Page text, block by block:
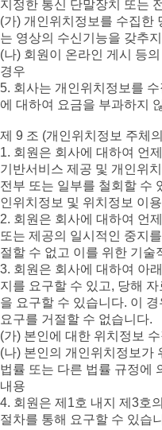
지정한 통신 단말장치 또는
(가) 개인위치정보를 수집한
는 영상의 수신기능을 갖추
(나) 회원이 온라인 게시 등
경우
5. 회사는 개인위치정보를
에 대하여 요금을 부과하지
제 9 조 (개인위치정보 주체
1. 회원은 회사에 대하여 언
기반서비스 제공 및 개인위
전부 또는 일부를 철회할 수
인위치정보 및 위치정보 이
2. 회원은 회사에 대하여 언
또는 제공의 일시적인 중지
절할 수 없고 이를 위한 기술
3. 회원은 회사에 대하여 아
지를 요구할 수 있고, 당해
을 요구할 수 있습니다. 이
요구를 거절할 수 없습니다.
(가) 본인에 대한 위치정보
(나) 본인의 개인위치정보가
법률 또는 다른 법률 규정에
내용
4. 회원은 제1호 내지 제3호
절차를 통해 요구할 수 있습